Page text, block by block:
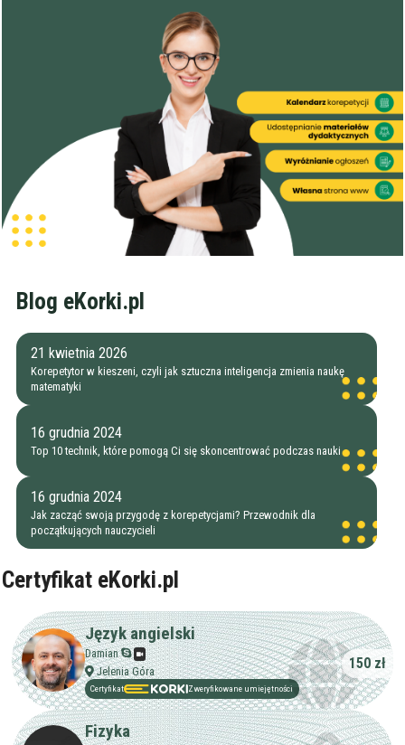
Filtry
Szukaj w promieniu
km
Moja lokalizacja
Blog eKorki.pl
21 kwietnia 2026
Korepetytor w kieszeni, czyli jak sztuczna inteligencja zmienia naukę
matematyki
16 grudnia 2024
Top 10 technik, które pomogą Ci się skoncentrować podczas nauki
16 grudnia 2024
Jak zacząć swoją przygodę z korepetycjami? Przewodnik dla
początkujących nauczycieli
Certyfikat eKorki.pl
Język angielski
Damian
Jelenia Góra
Certyfikat Zweryfikowane umiejętności
150 zł
Fizyka